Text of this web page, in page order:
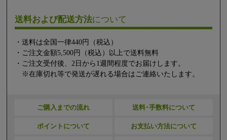
送料および配送方法について
・送料は全国一律440円（税込）
・ご注文金額5,500円（税込）以上で送料無料
・ご注文受付後、2日から1週間程度でお届けします。
※在庫切れ等で発送が遅れる場合はご連絡いたします。
ご購入までの流れ 送料･手数料について
ポイントについて お支払い方法について